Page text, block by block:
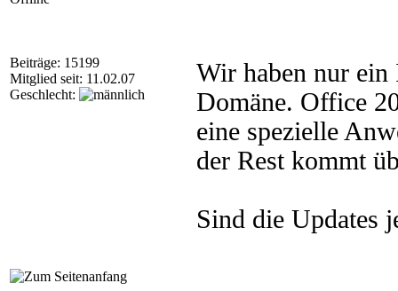
Beiträge: 15199
Mitglied seit: 11.02.07
Geschlecht:
Wir haben nur ein
Domäne. Office
eine spezielle
der Rest kommt
Sind die Updates